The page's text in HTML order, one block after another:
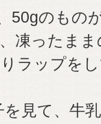
50gのもの
凍ったま
ラップを
を見て、牛